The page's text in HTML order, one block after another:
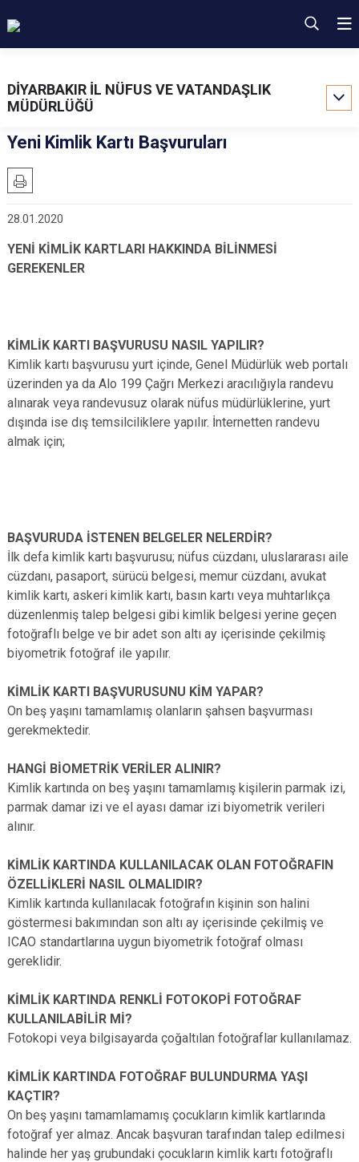
DİYARBAKIR İL NÜFUS VE VATANDAŞLIK
MÜDÜRLÜĞÜ
Yeni Kimlik Kartı Başvuruları
28.01.2020
YENİ KİMLİK KARTLARI HAKKINDA BİLİNMESİ
GEREKENLER
KİMLİK KARTI BAŞVURUSU NASIL YAPILIR?
Kimlik kartı başvurusu yurt içinde, Genel Müdürlük web portalı
üzerinden ya da Alo 199 Çağrı Merkezi aracılığıyla randevu
alınarak veya randevusuz olarak nüfus müdürlüklerine, yurt
dışında ise dış temsilciliklere yapılır. İnternetten randevu
almak için;
BAŞVURUDA İSTENEN BELGELER NELERDİR?
İlk defa kimlik kartı başvurusu; nüfus cüzdanı, uluslararası aile
cüzdanı, pasaport, sürücü belgesi, memur cüzdanı, avukat
kimlik kartı, askeri kimlik kartı, basın kartı veya muhtarlıkça
düzenlenmiş talep belgesi gibi kimlik belgesi yerine geçen
fotoğraflı belge ve bir adet son altı ay içerisinde çekilmiş
biyometrik fotoğraf ile yapılır.
KİMLİK KARTI BAŞVURUSUNU KİM YAPAR?
On beş yaşını tamamlamış olanların şahsen başvurması
gerekmektedir.
HANGİ BİOMETRİK VERİLER ALINIR?
Kimlik kartında on beş yaşını tamamlamış kişilerin parmak izi,
parmak damar izi ve el ayası damar izi biyometrik verileri
alınır.
KİMLİK KARTINDA KULLANILACAK OLAN FOTOĞRAFIN
ÖZELLİKLERİ NASIL OLMALIDIR?
Kimlik kartında kullanılacak fotoğrafın kişinin son halini
göstermesi bakımından son altı ay içerisinde çekilmiş ve
ICAO standartlarına uygun biyometrik fotoğraf olması
gereklidir.
KİMLİK KARTINDA RENKLİ FOTOKOPİ FOTOĞRAF
KULLANILABİLİR Mİ?
Fotokopi veya bilgisayarda çoğaltılan fotoğraflar kullanılamaz.
KİMLİK KARTINDA FOTOĞRAF BULUNDURMA YAŞI
KAÇTIR?
On beş yaşını tamamlamamış çocukların kimlik kartlarında
fotoğraf yer almaz. Ancak başvuran tarafından talep edilmesi
halinde her yaş grubundaki çocukların kimlik kartı fotoğraflı